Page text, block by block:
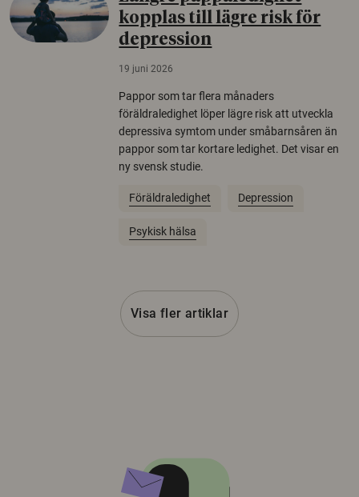
kopplas till lägre risk för
depression
19 juni 2026
Pappor som tar flera månaders
föräldraledighet löper lägre risk att utveckla
depressiva symtom under småbarnsåren än
pappor som tar kortare ledighet. Det visar en
ny svensk studie.
Föräldraledighet Depression
Psykisk hälsa
Visa fler artiklar